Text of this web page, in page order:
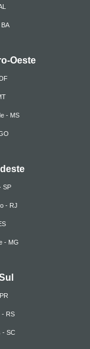
Oeste
- MS
SP
- RJ
- MG
- RS
- SC